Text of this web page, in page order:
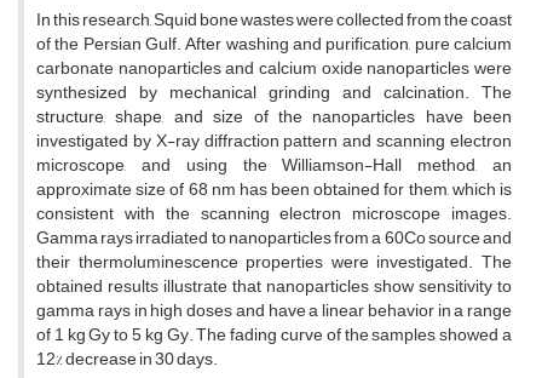
In this research, Squid bone wastes were collected from the coast
of the Persian Gulf. After washing and purification, pure calcium
carbonate nanoparticles and calcium oxide nanoparticles were
synthesized by mechanical grinding and calcination. The
structure, shape, and size of the nanoparticles have been
investigated by X-ray diffraction pattern and scanning electron
microscope, and using the Williamson-Hall method, an
approximate size of 68 nm has been obtained for them, which is
consistent with the scanning electron microscope images.
Gamma rays irradiated to nanoparticles from a 60Co source and
their thermoluminescence properties were investigated. The
obtained results illustrate that nanoparticles show sensitivity to
gamma rays in high doses and have a linear behavior in a range
of 1 kg Gy to 5 kg Gy. The fading curve of the samples showed a
12% decrease in 30 days.